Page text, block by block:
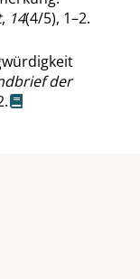
, 14(4/5), 1–2.
der